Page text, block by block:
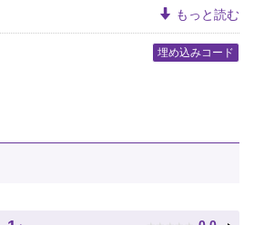
もっと読む
埋め込みコード